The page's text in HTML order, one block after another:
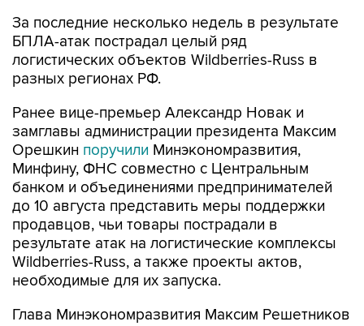
За последние несколько недель в результате
БПЛА-атак пострадал целый ряд
логистических объектов Wildberries-Russ в
разных регионах РФ.
Ранее вице-премьер Александр Новак и
замглавы администрации президента Максим
Орешкин поручили Минэкономразвития,
Минфину, ФНС совместно с Центральным
банком и объединениями предпринимателей
до 10 августа представить меры поддержки
продавцов, чьи товары пострадали в
результате атак на логистические комплексы
Wildberries-Russ, а также проекты актов,
необходимые для их запуска.
Глава Минэкономразвития Максим Решетников